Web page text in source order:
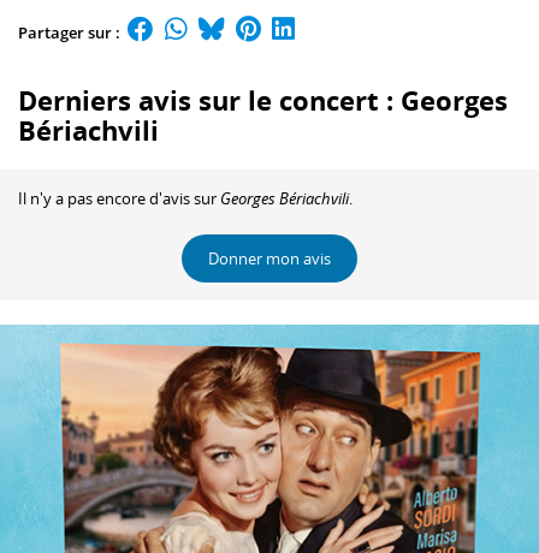
Partager sur :
Derniers avis sur le concert : Georges
Bériachvili
Il n'y a pas encore d'avis sur Georges Bériachvili.
Donner mon avis